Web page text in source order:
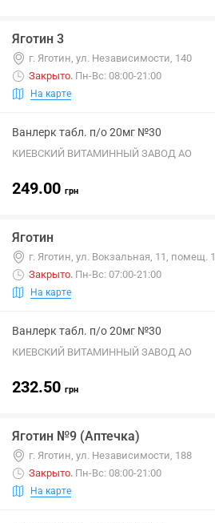
Яготин 3
г. Яготин, ул. Независимости, 140
Закрыто. Пн-Вс: 08:00-21:00
На карте
Ванлерк табл. п/о 20мг №30
КИЕВСКИЙ ВИТАМИННЫЙ ЗАВОД АО
249.00 грн
Яготин
г. Яготин, ул. Вокзальная, 11, помещ. 1
Закрыто. Пн-Вс: 07:00-21:00
На карте
Ванлерк табл. п/о 20мг №30
КИЕВСКИЙ ВИТАМИННЫЙ ЗАВОД АО
232.50 грн
Яготин №9 (Аптечка)
г. Яготин, ул. Независимости, 188
Закрыто. Пн-Вс: 08:00-21:00
На карте